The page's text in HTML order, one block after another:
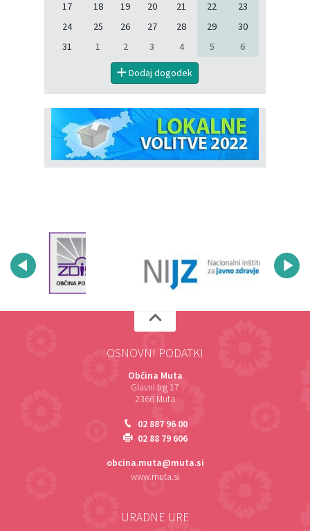
17
18 19 20 21 22
23
24
25 26 27 28 29
30
31
1 2 3 4 5 6
Dodaj dogodek
OSNOVNI PODATKI
Občina Muta
Glavni trg 17
2366 Muta
02 887 96 00
02 88 79 606
obcina.muta@muta.si
www.muta.si
URADNE URE